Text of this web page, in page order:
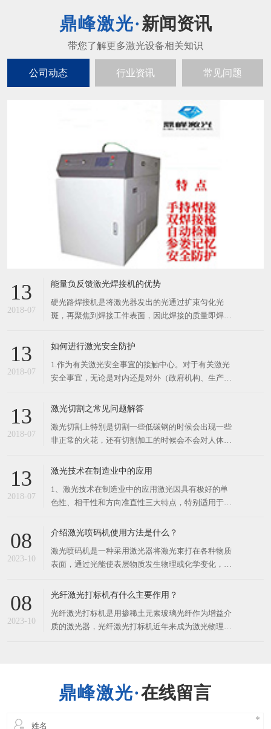
新闻资讯
公司动态 行业资讯 常见问题
13
2018-07
能量负反馈激光焊接机的优势
硬光路焊接机是将激光器发出的光通过扩束匀化光
斑，再聚焦到焊接工件表面，因此焊接的质量即焊点
如果想得到好的焊接效果，需要对激光器进行充分的
激光焊接机擅长点焊和对光束质量要求不严格的缝焊
工
13
2018-07
如何进行激光安全防护
1.作为有关激光安全事宜的接触中心。对于有关激光
安全事宜，无论是对内还是对外（政府机构、生产单
光危害的控制和评价提供建议和协助。激光安全员应
负责安全管理。激光安全委员应研究和执行安全
13
2018-07
激光切割之常见问题解答
激光切割上特别是切割一些低碳钢的时候会出现一些
非正常的火花，还有切割加工的时候会不会对人体有
割上出现异常的火花会影响切割零件表面的光洁度还
会考虑是不是激光切割上出现了问题，一般情况下可
13
2018-07
激光技术在制造业中的应用
1、激光技术在制造业中的应用激光因具有极好的单
色性、相干性和方向准直性三大特点，特别适用于材
现在已开发出20多种激光加工技术。激光的空间控制
寸和加工环境的自由度都很大，特别适用于自动化加
工。激光
08
2023-10
介绍激光喷码机使用方法是什么？
激光喷码机是一种采用激光器将激光束打在各种物质
表面，通过光能使表层物质发生物理或化学变化，进
小字符喷码机相比，无须清洗水槽和经常更换部件，
更准确，标记更难以被盗用。激光喷码机的使用方法
如下：打开喷码机，系统
08
2023-10
光纤激光打标机有什么主要作用？
光纤激光打标机是用掺稀土元素玻璃光纤作为增益介
质的激光器，光纤激光打标机近年来成为激光物理研
能导致表层物质的化学物 在线留言